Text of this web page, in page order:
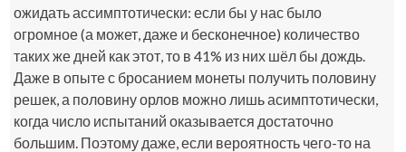
ожидать ассимптотически: если бы у нас было
огромное (а может, даже и бесконечное) количество
таких же дней как этот, то в 41% из них шёл бы дождь.
Даже в опыте с бросанием монеты получить половину
решек, а половину орлов можно лишь асимптотически,
когда число испытаний оказывается достаточно
большим. Поэтому даже, если вероятность чего-то на